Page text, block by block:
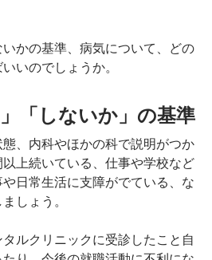
かの基準、病気について、どの
いのでしょうか。
「しないか」の基準
、内科やほかの科で説明がつか
上続いている、仕事や学校など
日常生活に支障がでている、な
しょう。
ルクリニックに受診したこと自